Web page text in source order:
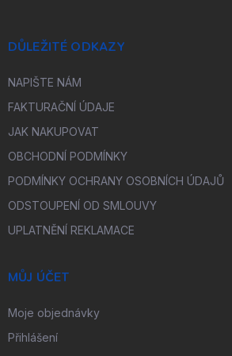
DŮLEŽITÉ ODKAZY
NAPIŠTE NÁM
FAKTURAČNÍ ÚDAJE
JAK NAKUPOVAT
OBCHODNÍ PODMÍNKY
PODMÍNKY OCHRANY OSOBNÍCH ÚDAJŮ
ODSTOUPENÍ OD SMLOUVY
UPLATNĚNÍ REKLAMACE
MŮJ ÚČET
Moje objednávky
Přihlášení